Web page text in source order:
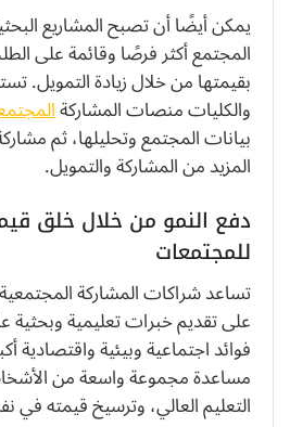
يمكن أيضًا أن تصبح المشاريع
المجتمع أكثر فرصًا وقائمة على
بقيمتها من خلال زيادة التمويل.
والكليات منصات المشاركة
بيانات المجتمع وتحليلها، ثم
المزيد من المشاركة والتمويل.
دفع النمو من خلال خلق
للمجتمعات
تساعد شراكات المشاركة
على تقديم خبرات تعليمية وبحثية
فوائد اجتماعية وبيئية واقتصادية
مساعدة مجموعة واسعة من
التعليم العالي، وترسيخ قيمته في